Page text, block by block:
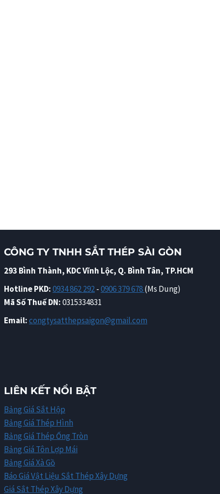
CÔNG TY TNHH SẮT THÉP SÀI GÒN
293 Bình Thành, KDC Vĩnh Lộc, Q. Bình Tân, TP.HCM
Hotline PKD:0934 862 292-0906 379 678(Ms Dung)
Mã Số Thuế DN:0315334831
Email:congtysatthepsaigon@gmail.com
LIÊN KẾT NỔI BẬT
Bảng Giá Sắt Hộp
Bảng Giá Thép Hình
Bảng Giá Thép Ống Tròn
Bảng Giá Tôn Lợp Mái
Bảng Giá Xà Gồ
Báo Giá Vật Liệu Sắt Thép Xây Dựng
Giá Sắt Thép Xây Dựng